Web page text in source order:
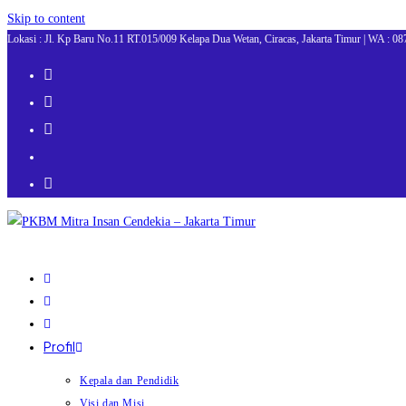
Skip to content
Lokasi : Jl. Kp Baru No.11 RT.015/009 Kelapa Dua Wetan, Ciracas, Jakarta Timur | WA :
Profil
Kepala dan Pendidik
Visi dan Misi